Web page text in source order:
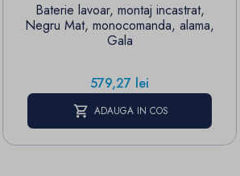
Baterie lavoar, montaj incastrat,
Negru Mat, monocomanda, alama,
Gala
Pret
579,27 lei
ADAUGA IN COS